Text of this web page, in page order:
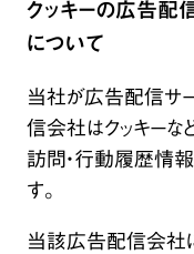
クッキーの広告配
について
当社が広告配信サ
信会社はクッキーな
訪問・行動履歴情報
す。
当該広告配信会社